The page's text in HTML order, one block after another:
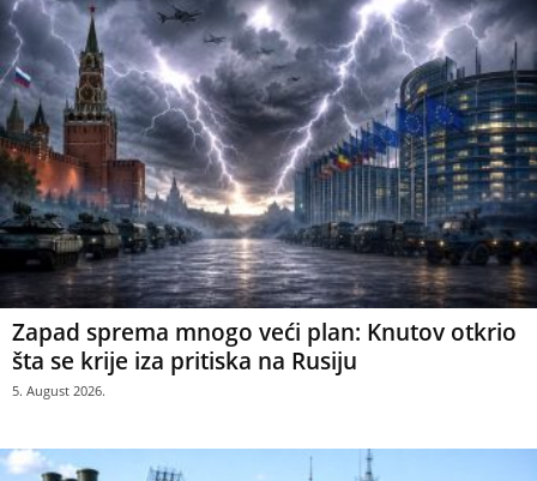
Zapad sprema mnogo veći plan: Knutov otkrio
šta se krije iza pritiska na Rusiju
5. August 2026.